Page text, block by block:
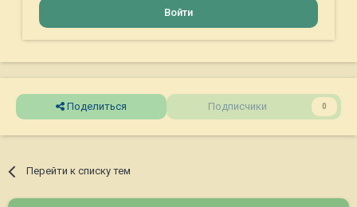
Войти
Поделиться Подписчики 0
Перейти к списку тем